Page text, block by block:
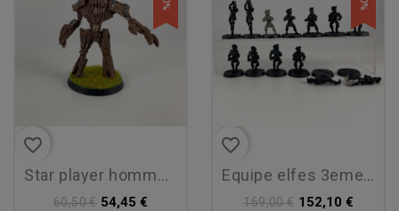
favorite_border
star player homme arbre
60,50 € 54,45 €
favorite_border
equipe elfes 3eme edition
169,00 € 152,10 €